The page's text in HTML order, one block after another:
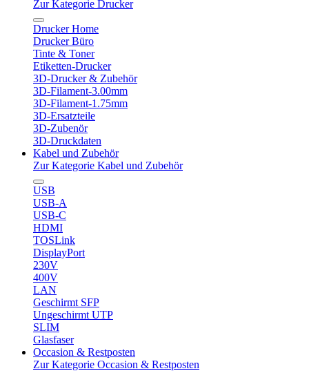
Zur Kategorie Drucker
Drucker Home
Drucker Büro
Tinte & Toner
Etiketten-Drucker
3D-Drucker & Zubehör
3D-Filament-3.00mm
3D-Filament-1.75mm
3D-Ersatzteile
3D-Zubenör
3D-Druckdaten
Kabel und Zubehör
Zur Kategorie Kabel und Zubehör
USB
USB-A
USB-C
HDMI
TOSLink
DisplayPort
230V
400V
LAN
Geschirmt SFP
Ungeschirmt UTP
SLIM
Glasfaser
Occasion & Restposten
Zur Kategorie Occasion & Restposten